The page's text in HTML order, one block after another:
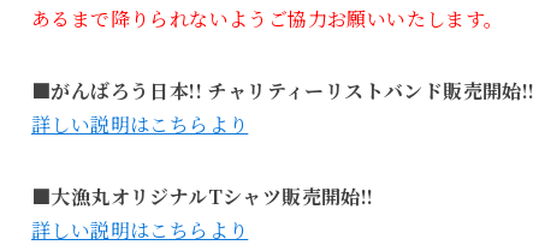
あるまで降りられないようご協力お願いいたします。
■がんばろう日本!! チャリティーリストバンド販売開始!!
詳しい説明はこちらより
■大漁丸オリジナルTシャツ販売開始!!
詳しい説明はこちらより